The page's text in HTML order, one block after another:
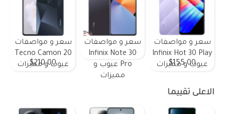
سعر و مواصفات
Infinix Hot 30 Play
عيوب و مميزات
$155.00
سعر و مواصفات
Infinix Note 30
Pro عيوب و
مميزات
سعر و مواصفات
Tecno Camon 20
عيوب و مميزات
$210.00
الاعلى تقييما